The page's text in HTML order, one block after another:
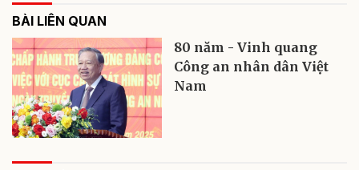
BÀI LIÊN QUAN
80 năm - Vinh quang
Công an nhân dân Việt
Nam